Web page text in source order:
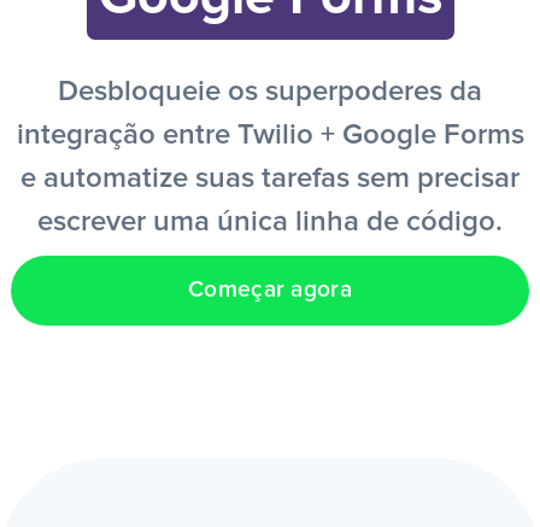
Desbloqueie os superpoderes da
integração entre Twilio + Google Forms
e automatize suas tarefas sem precisar
escrever uma única linha de código.
Começar agora